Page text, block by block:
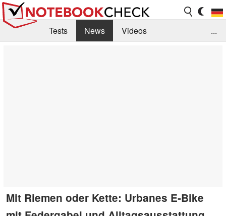
Tests News
Videos
...
Mit Riemen oder Kette: Urbanes E‑Bike